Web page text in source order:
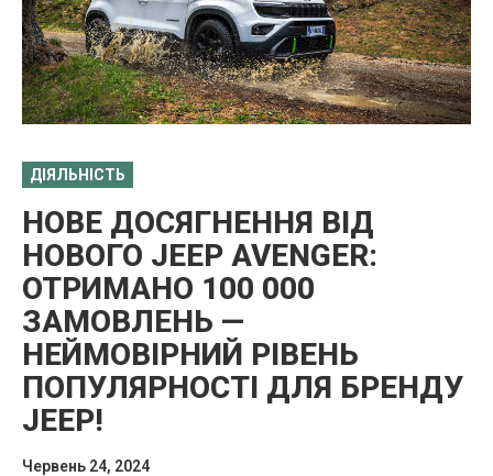
ДІЯЛЬНІСТЬ
НОВЕ ДОСЯГНЕННЯ ВІД
НОВОГО JEEP AVENGER:
ОТРИМАНО 100 000
ЗАМОВЛЕНЬ —
НЕЙМОВІРНИЙ РІВЕНЬ
ПОПУЛЯРНОСТІ ДЛЯ БРЕНДУ
JEEP!
Червень 24, 2024